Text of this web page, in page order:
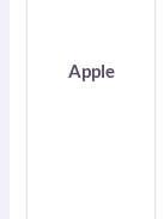
Apple